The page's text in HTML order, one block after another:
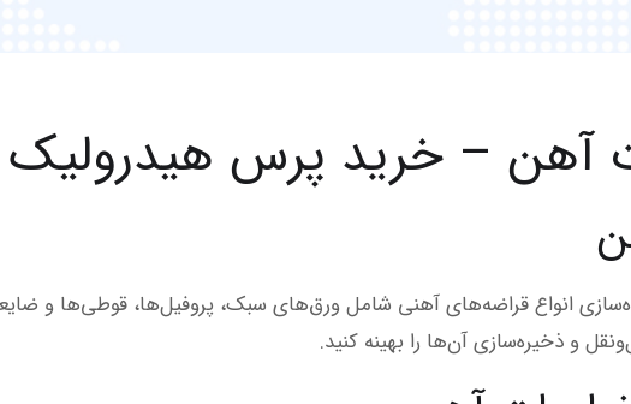
آهن – خرید پرس
انواع قراضه‌های آهنی شامل ورق‌های سبک، پروفیل‌ها، قوطی‌ها و